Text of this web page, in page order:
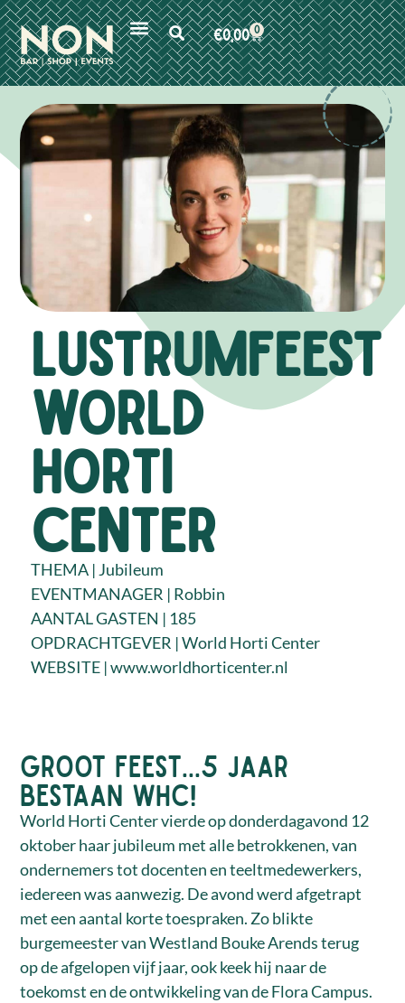
€0,00 0
lustrumfeest
world
horti
center
THEMA | Jubileum
EVENTMANAGER | Robbin
AANTAL GASTEN | 185
OPDRACHTGEVER |World Horti Center
WEBSITE |www.worldhorticenter.nl
groot feest...5 jaar
bestaan whc!
World Horti Center vierde op donderdagavond 12
oktober haar jubileum met alle betrokkenen, van
ondernemers tot docenten en teeltmedewerkers,
iedereen was aanwezig. De avond werd afgetrapt
met een aantal korte toespraken. Zo blikte
burgemeester van Westland Bouke Arends terug
op de afgelopen vijf jaar, ook keek hij naar de
toekomst en de ontwikkeling van de Flora Campus.